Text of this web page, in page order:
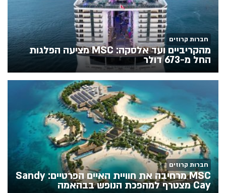
חברות קרוזים
מהקריביים ועד אלסקה: MSC מציעה הפלגות
החל מ-673 דולר
חברות קרוזים
MSC מרחיבה את חוויית האיים הפרטיים: Sandy
Cay מצטרף למהפכת הנופש בבהאמה